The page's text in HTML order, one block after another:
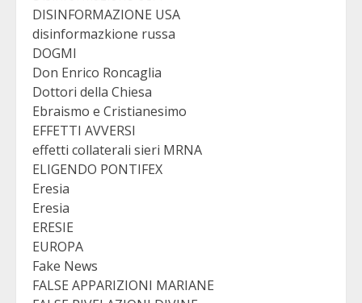
DISINFORMAZIONE USA
disinformazkione russa
DOGMI
Don Enrico Roncaglia
Dottori della Chiesa
Ebraismo e Cristianesimo
EFFETTI AVVERSI
effetti collaterali sieri MRNA
ELIGENDO PONTIFEX
Eresia
Eresia
ERESIE
EUROPA
Fake News
FALSE APPARIZIONI MARIANE